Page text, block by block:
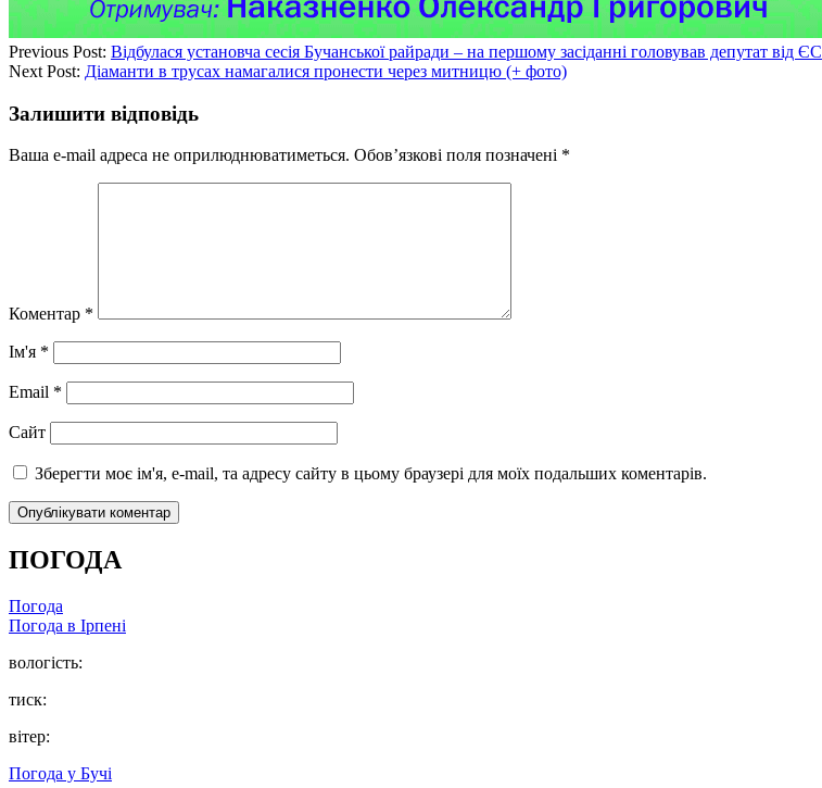
Previous Post: Відбулася установча сесія Бучанської райради – на першому засіданні головував депутат від ЄС
Next Post: Діаманти в трусах намагалися пронести через митницю (+ фото)
Залишити відповідь
Ваша e-mail адреса не оприлюднюватиметься. Обов’язкові поля позначені *
Коментар *
Ім'я *
Email *
Сайт
Зберегти моє ім'я, e-mail, та адресу сайту в цьому браузері для моїх подальших коментарів.
ПОГОДА
Погода
Погода в Ірпені
вологість:
тиск:
вітер:
Погода у Бучі